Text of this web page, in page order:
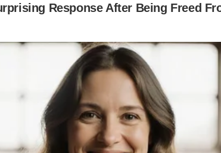
Response After Being Freed